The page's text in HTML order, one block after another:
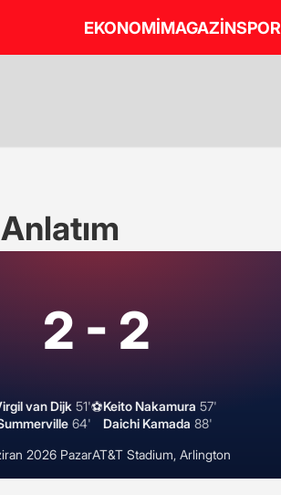
EKONOMİMAGAZİNSPOR
2 - 2
van Dijk 51'
64'
⚽Keito Nakamura 57'
Daichi Kamada 88'
2026 PazarAT&T Stadium, Arlington